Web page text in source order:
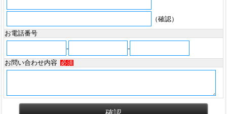
（確認）
お電話番号
-
-
お問い合わせ内容
必須